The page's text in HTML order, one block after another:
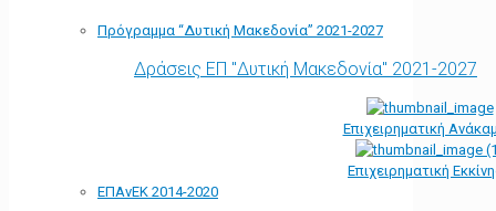
Πρόγραμμα “Δυτική Μακεδονία” 2021-2027
Δράσεις ΕΠ "Δυτική Μακεδονία" 2021-2027
Επιχειρηματική
Επιχειρηματική
ΕΠΑνΕΚ 2014-2020